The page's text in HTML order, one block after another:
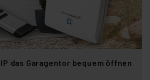
das Garagentor bequem öffnen